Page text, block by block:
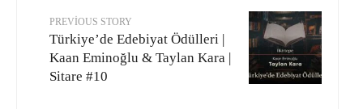
PREVIOUS STORY
Türkiye’de Edebiyat Ödülleri |
Kaan Eminoğlu & Taylan Kara |
Sitare #10